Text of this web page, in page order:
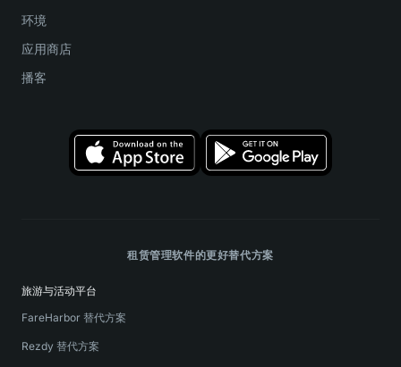
环境
应用商店
播客
租赁管理软件的更好替代方案
旅游与活动平台
FareHarbor 替代方案
Rezdy 替代方案